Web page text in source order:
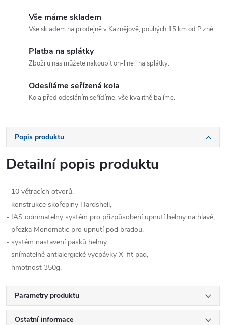
Vše máme skladem
Vše skladem na prodejně v Kaznějově, pouhých 15 km od Plzně.
Platba na splátky
Zboží u nás můžete nakoupit on-line i na splátky.
Odesíláme seřízená kola
Kola před odesláním seřídíme, vše kvalitně balíme.
Popis produktu
Detailní popis produktu
- 10 větracích otvorů,
- konstrukce skořepiny Hardshell,
- IAS odnímatelný systém pro přizpůsobení upnutí helmy na hlavě,
- přezka Monomatic pro upnutí pod bradou,
- systém nastavení pásků helmy,
- snímatelné antialergické vycpávky X–fit pad,
- hmotnost 350g.
Parametry produktu
Ostatní informace